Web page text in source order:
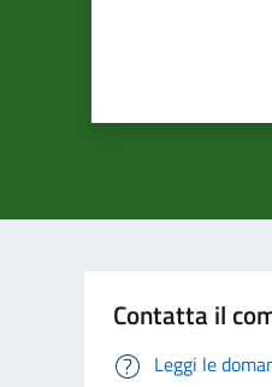
Contatta il
Leggi le